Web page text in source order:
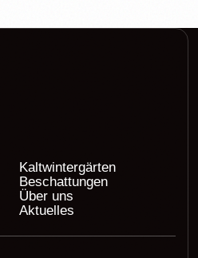
Kaltwintergärten
Beschattungen
Über uns
Aktuelles